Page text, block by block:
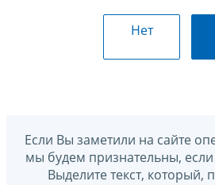
Нет
Если Вы заметили на сайте
мы будем признательны,
Выделите текст,